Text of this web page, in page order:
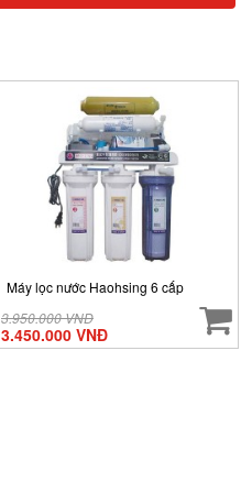
Máy lọc nước Haohsing 6 cấp
3.950.000 VNĐ
3.450.000 VNĐ